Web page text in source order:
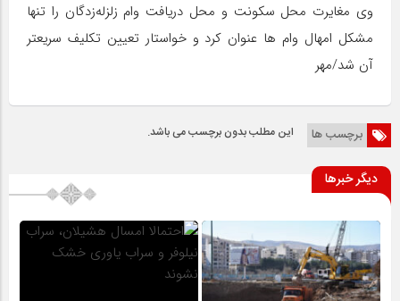
وی مغایرت محل سکونت و محل دریافت وام زلزله‌زدگان را تنها
مشکل امهال وام ها عنوان کرد و خواستار تعیین تکلیف سریعتر
آن شد/مهر
برچسب ها این مطلب بدون برچسب می باشد.
دیگر خبرها